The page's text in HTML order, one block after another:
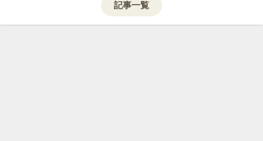
記事一覧